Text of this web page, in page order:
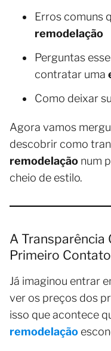
Erros comuns
remodelação
Perguntas
contratar uma
Como deixar
Agora vamos
descobrir como
remodelação num
cheio de estilo.
A Transparência
Primeiro Contato
Já imaginou entrar
ver os preços dos
isso que acontece
remodelação